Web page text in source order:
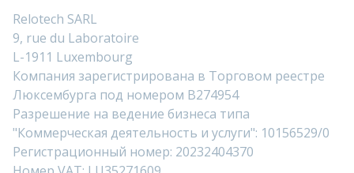
Relotech SARL
9, rue du Laboratoire
L-1911 Luxembourg
Компания зарегистрирована в Торговом реестре
Люксембурга под номером B274954
Разрешение на ведение бизнеса типа
"Коммерческая деятельность и услуги": 10156529/0
Регистрационный номер: 20232404370